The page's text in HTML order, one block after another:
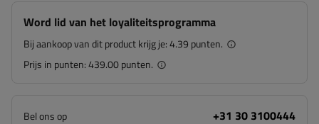
Word lid van het loyaliteitsprogramma
Bij aankoop van dit product krijg je:4.39 punten.
Prijs in punten:439.00 punten.
Bel ons op +31 30 3100444